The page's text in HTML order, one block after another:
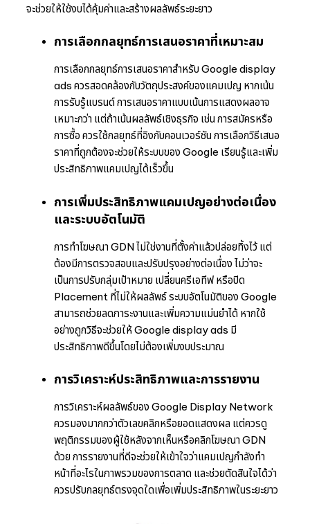
จะช่วยให้ใช้งบได้คุ้มค่าและสร้างผลลัพธ์ระยะยาว
การเลือกกลยุทธ์การเสนอราคาที่เหมาะสม
การเลือกกลยุทธ์การเสนอราคาสำหรับ Google display
ads ควรสอดคล้องกับวัตถุประสงค์ของแคมเปญ หากเน้น
การรับรู้แบรนด์ การเสนอราคาแบบเน้นการแสดงผลอาจ
เหมาะกว่า แต่ถ้าเน้นผลลัพธ์เชิงธุรกิจ เช่น การสมัครหรือ
การซื้อ ควรใช้กลยุทธ์ที่อิงกับคอนเวอร์ชัน การเลือกวิธีเสนอ
ราคาที่ถูกต้องจะช่วยให้ระบบของ Google เรียนรู้และเพิ่ม
ประสิทธิภาพแคมเปญได้เร็วขึ้น
การเพิ่มประสิทธิภาพแคมเปญอย่างต่อเนื่อง
และระบบอัตโนมัติ
การทำโฆษณา GDN ไม่ใช่งานที่ตั้งค่าแล้วปล่อยทิ้งไว้ แต่
ต้องมีการตรวจสอบและปรับปรุงอย่างต่อเนื่อง ไม่ว่าจะ
เป็นการปรับกลุ่มเป้าหมาย เปลี่ยนครีเอทีฟ หรือปิด
Placement ที่ไม่ให้ผลลัพธ์ ระบบอัตโนมัติของ Google
สามารถช่วยลดภาระงานและเพิ่มความแม่นยำได้ หากใช้
อย่างถูกวิธีจะช่วยให้ Google display ads มี
ประสิทธิภาพดีขึ้นโดยไม่ต้องเพิ่มงบประมาณ
การวิเคราะห์ประสิทธิภาพและการรายงาน
การวิเคราะห์ผลลัพธ์ของ Google Display Network
ควรมองมากกว่าตัวเลขคลิกหรือยอดแสดงผล แต่ควรดู
พฤติกรรมของผู้ใช้หลังจากเห็นหรือคลิกโฆษณา GDN
ด้วย การรายงานที่ดีจะช่วยให้เข้าใจว่าแคมเปญกำลังทำ
หน้าที่อะไรในภาพรวมของการตลาด และช่วยตัดสินใจได้ว่า
ควรปรับกลยุทธ์ตรงจุดใดเพื่อเพิ่มประสิทธิภาพในระยะยาว